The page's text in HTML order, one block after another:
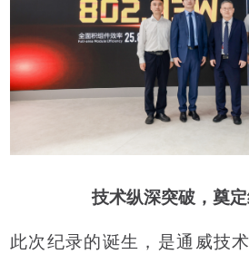
技术纵深突破，奠
此次纪录的诞生，是通威技